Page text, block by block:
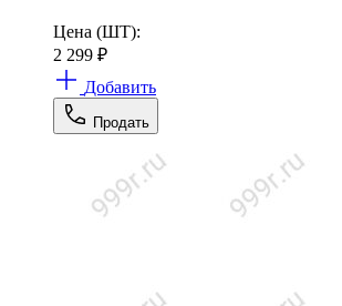
Цена (ШТ):
2 299 ₽
Добавить
Продать